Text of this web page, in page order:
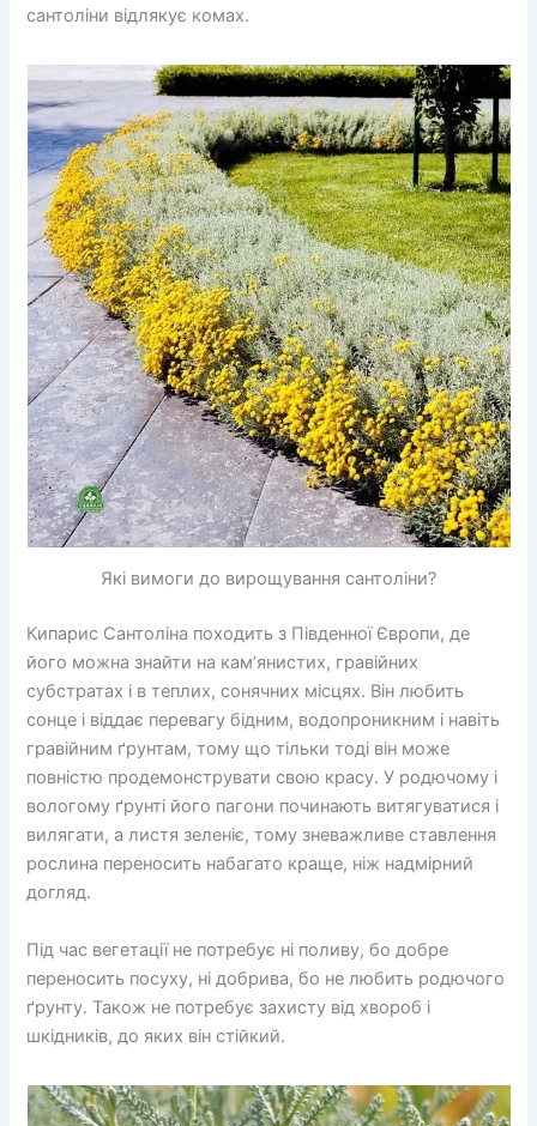
сантоліни відлякує комах.
Які вимоги до вирощування сантоліни?
Кипарис Сантоліна походить з Південної Європи, де
його можна знайти на кам’янистих, гравійних
субстратах і в теплих, сонячних місцях. Він любить
сонце і віддає перевагу бідним, водопроникним і навіть
гравійним ґрунтам, тому що тільки тоді він може
повністю продемонструвати свою красу. У родючому і
вологому ґрунті його пагони починають витягуватися і
вилягати, а листя зеленіє, тому зневажливе ставлення
рослина переносить набагато краще, ніж надмірний
догляд.
Під час вегетації не потребує ні поливу, бо добре
переносить посуху, ні добрива, бо не любить родючого
ґрунту. Також не потребує захисту від хвороб і
шкідників, до яких він стійкий.